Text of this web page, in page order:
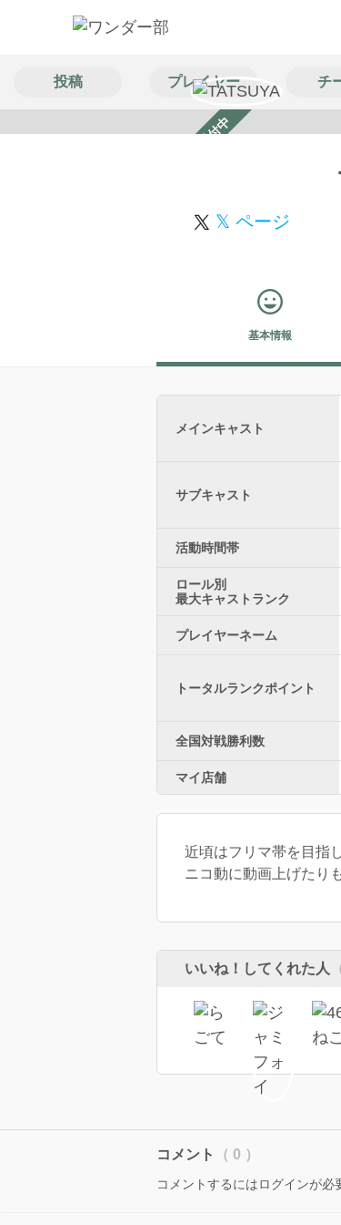
投稿 プレイヤー チ
スカウト受付中
𝕏 ページ
基本情報
メインキャスト
サブキャスト
活動時間帯
ロール別
最大キャストランク
プレイヤーネーム
トータルランクポイント
全国対戦勝利数
マイ店舗
近頃はフリマ帯を目指
ニコ動に動画上げたり
いいね！してくれた人
コメント （ 0 ）
コメントするにはログインが必